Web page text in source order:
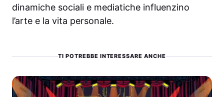
dinamiche sociali e mediatiche influenzino
l’arte e la vita personale.
TI POTREBBE INTERESSARE ANCHE